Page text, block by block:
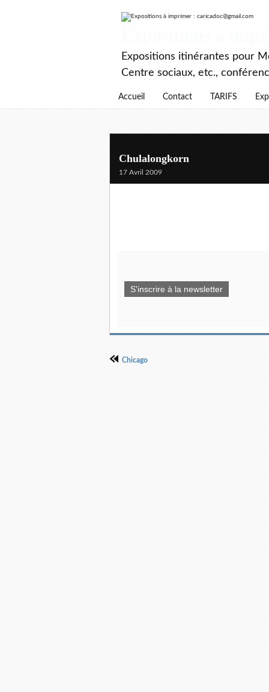
Expositions itinérantes pour
Centre sociaux, etc.,
Accueil Contact TARIFS
Chulalongkorn
17 Avril 2009
S'inscrire à la newsletter
Chicago